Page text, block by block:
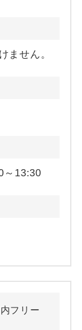
ません。
～13:30
フリー